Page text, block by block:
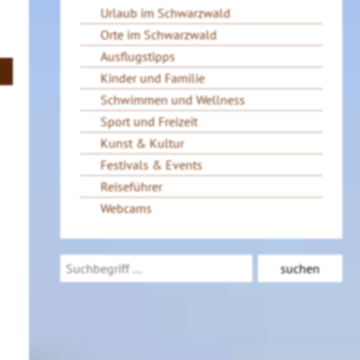
Urlaub im Schwarzwald
Orte im Schwarzwald
Ausflugstipps
Kinder und Familie
Schwimmen und Wellness
Sport und Freizeit
Kunst & Kultur
Festivals & Events
Reiseführer
Webcams